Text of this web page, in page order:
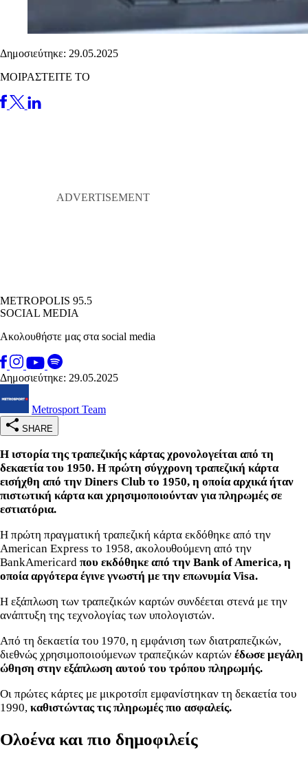
Δημοσιεύτηκε: 29.05.2025
ΜΟΙΡΑΣΤΕΙΤΕ ΤΟ
METROPOLIS 95.5
SOCIAL MEDIA
Ακολουθήστε μας στα social media
Δημοσιεύτηκε: 29.05.2025
Metrosport Team
SHARE
Η ιστορία της τραπεζικής κάρτας χρονολογείται από τη
δεκαετία του 1950. Η πρώτη σύγχρονη τραπεζική κάρτα
εισήχθη από την Diners Club το 1950, η οποία αρχικά ήταν
πιστωτική κάρτα και χρησιμοποιούνταν για πληρωμές σε
εστιατόρια.
Η πρώτη πραγματική τραπεζική κάρτα εκδόθηκε από την
American Express το 1958, ακολουθούμενη από την
BankAmericard που εκδόθηκε από την Bank of America, η
οποία αργότερα έγινε γνωστή με την επωνυμία Visa.
Η εξάπλωση των τραπεζικών καρτών συνδέεται στενά με την
ανάπτυξη της τεχνολογίας των υπολογιστών.
Από τη δεκαετία του 1970, η εμφάνιση των διατραπεζικών,
διεθνώς χρησιμοποιούμενων τραπεζικών καρτών έδωσε μεγάλη
ώθηση στην εξάπλωση αυτού του τρόπου πληρωμής.
Οι πρώτες κάρτες με μικροτσίπ εμφανίστηκαν τη δεκαετία του
1990, καθιστώντας τις πληρωμές πιο ασφαλείς.
Ολοένα και πιο δημοφιλείς